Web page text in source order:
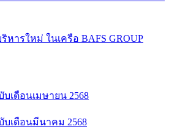
ารใหม่ ในเครือ BAFS GROUP
เดือนเมษายน 2568
เดือนมีนาคม 2568